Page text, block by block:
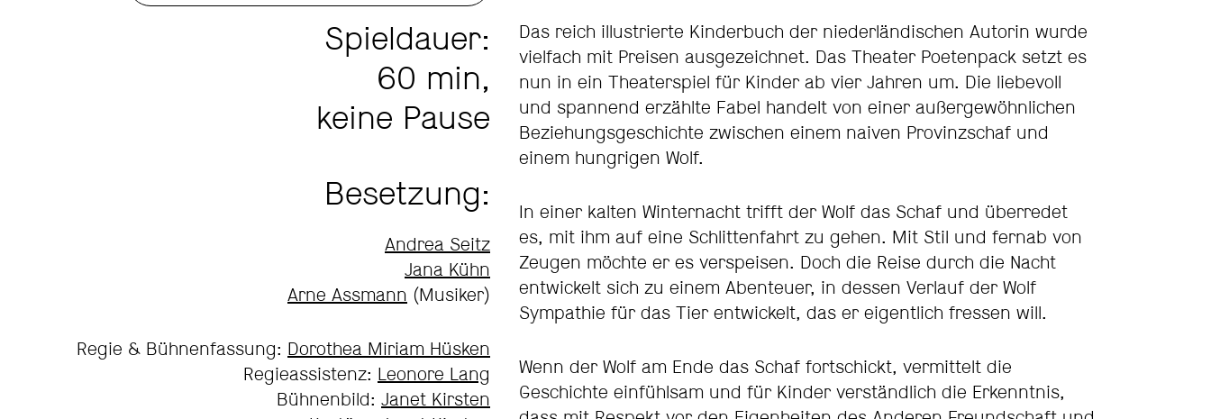
Das reich illustrierte Kinderbuch der niederländischen Autorin wurde
vielfach mit Preisen ausgezeichnet. Das Theater Poetenpack setzt es
nun in ein Theaterspiel für Kinder ab vier Jahren um. Die liebevoll
und spannend erzählte Fabel handelt von einer außergewöhnlichen
Beziehungsgeschichte zwischen einem naiven Provinzschaf und
einem hungrigen Wolf.
In einer kalten Winternacht trifft der Wolf das Schaf und überredet
es, mit ihm auf eine Schlittenfahrt zu gehen. Mit Stil und fernab von
Zeugen möchte er es verspeisen. Doch die Reise durch die Nacht
entwickelt sich zu einem Abenteuer, in dessen Verlauf der Wolf
Sympathie für das Tier entwickelt, das er eigentlich fressen will.
Wenn der Wolf am Ende das Schaf fortschickt, vermittelt die
Geschichte einfühlsam und für Kinder verständlich die Erkenntnis,
Spieldauer:
60 min,
keine Pause
Besetzung:
Andrea Seitz
Jana Kühn
Arne Assmann (Musiker)
Regie & Bühnenfassung: Dorothea Miriam Hüsken
Regieassistenz: Leonore Lang
Bühnenbild: Janet Kirsten